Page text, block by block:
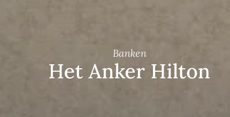
Banken
Het Anker Hilton